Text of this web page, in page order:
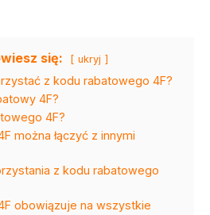
się: ukryj
z kodu rabatowego 4F?
4F?
4F?
można łączyć z innymi
z kodu rabatowego
obowiązuje na wszystkie